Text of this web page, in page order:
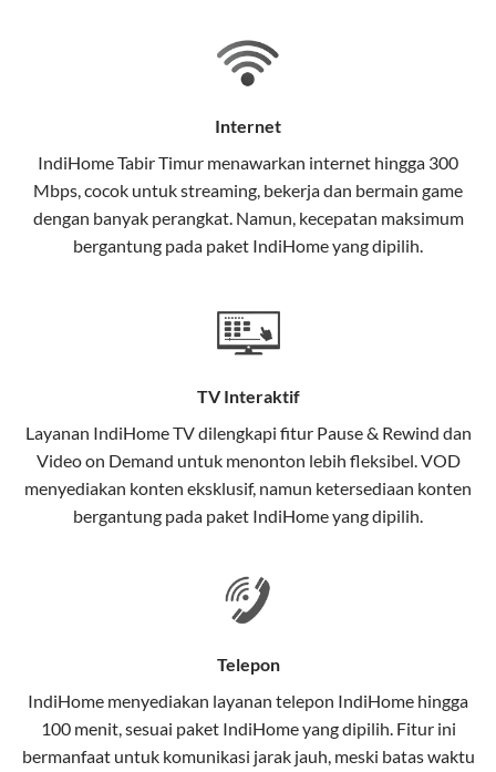
pengguna rumah dan bisnis.
stabil, dan memiliki berbagai pilihan paket IndiHome
Selain internet, layanan IndiHome juga mencakup TV
interaktif (IndiHome TV) dan telepon rumah dalam
satu paket.
Teknologi di Balik WiFi IndiHome
Wifi IndiHome menggunakan teknologi Fiber To The
menggunakan kabel serat optik hingga ke rumah
pelanggan. Teknologi ini memiliki beberapa
keunggulan:
Kecepatan Tinggi
dibandingkan kabel tembaga atau DSL.
elektromagnetik, sehingga koneksi tetap lancar.
Latensi Rendah
Internet
IndiHome Tabir Timur menawarkan internet hingga 300
Mbps, cocok untuk streaming, bekerja dan bermain game
dengan banyak perangkat. Namun, kecepatan maksimum
bergantung pada paket IndiHome yang dipilih.
TV Interaktif
Layanan IndiHome TVdilengkapi fitur Pause & Rewind dan
Video on Demand untuk menonton lebih fleksibel. VOD
menyediakan konten eksklusif, namun ketersediaan konten
bergantung pada paket IndiHome yang dipilih.
Telepon
IndiHome menyediakan layanan telepon IndiHome hingga
100 menit, sesuai paket IndiHome yang dipilih. Fitur ini
bermanfaat untuk komunikasi jarak jauh, meski batas waktu